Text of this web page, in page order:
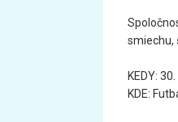
smiechu,
KEDY:
KDE: